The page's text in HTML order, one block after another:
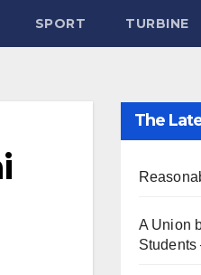
SPORT TURBINE
The
A Union
Students